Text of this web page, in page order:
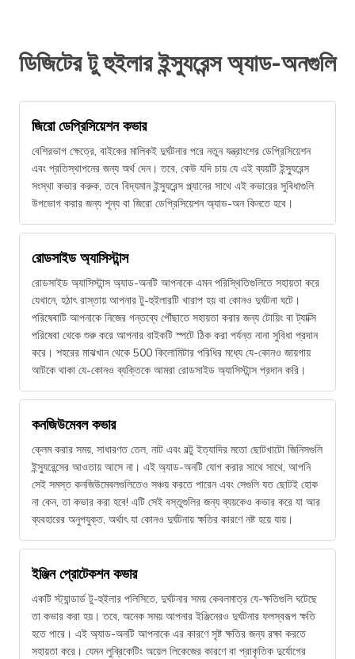
ডিজিটের টু হুইলার ইন্স্যুরেন্স অ্যাড-অনগুলি
জিরো ডেপ্রিসিয়েশন কভার
বেশিরভাগ ক্ষেত্রে, বাইকের মালিকই দুর্ঘটনার পরে নতুন যন্ত্রাংশের ডেপ্রিসিয়েশন
এবং প্রতিস্থাপনের জন্য অর্থ দেন। তবে, কেউ যদি চায় যে এই ব্যয়টি ইন্স্যুরেন্স
সংস্থা কভার করুক, তবে বিদ্যমান ইন্স্যুরেন্স প্ল্যানের সাথে এই কভারের সুবিধাগুলি
উপভোগ করার জন্য শূন্য বা জিরো ডেপ্রিসিয়েশন অ্যাড-অন কিনতে হবে।
রোডসাইড অ্যাসিস্টান্স
রোডসাইড অ্যাসিস্টান্স অ্যাড-অনটি আপনাকে এমন পরিস্থিতিগুলিতে সহায়তা করে
যেখানে, হঠাৎ রাস্তায় আপনার টু-হুইলারটি খারাপ হয় বা কোনও দুর্ঘটনা ঘটে।
পরিষেবাটি আপনাকে নিজের গন্তব্যে পৌঁছাতে সহায়তা করার জন্য টোয়িং বা ট্যাক্সি
পরিষেবা থেকে শুরু করে আপনার বাইকটি স্পটে ঠিক করা পর্যন্ত নানা সুবিধা প্রদান
করে। শহরের মাঝখান থেকে 500 কিলোমিটার পরিধির মধ্যে যে-কোনও জায়গায়
আটকে থাকা যে-কোনও ব্যক্তিকে আমরা রোডসাইড অ্যাসিস্টান্স প্রদান করি।
কনজিউমেবল কভার
ক্লেম করার সময়, সাধারণত তেল, নাট এবং বল্টু ইত্যাদির মতো ছোটখাটো জিনিসগুলি
ইন্স্যুরেন্সের আওতায় আসে না। এই অ্যাড-অনটি যোগ করার সাথে সাথে, আপনি
সেই সমস্ত কনজিউমেবলগুলিতেও সঞ্চয় করতে পারেন এবং সেগুলি যত ছোটই হোক
না কেন, তা কভার করা হবে! এটি সেই বস্তুগুলির জন্য ব্যয়কেও কভার করে যা আর
ব্যবহারের অনুপযুক্ত, অর্থাৎ যা কোনও দুর্ঘটনায় ক্ষতির কারণে নষ্ট হয়ে যায়।
ইঞ্জিন প্রোটেকশন কভার
একটি স্ট্যান্ডার্ড টু-হুইলার পলিসিতে, দুর্ঘটনার সময় কেবলমাত্র যে-ক্ষতিগুলি ঘটেছে
তা কভার করা হয়। তবে, অনেক সময় আপনার ইঞ্জিনেরও দুর্ঘটনার ফলস্বরূপ ক্ষতি
হতে পারে। এই অ্যাড-অনটি আপনাকে এর কারণে সৃষ্ট ক্ষতির জন্য রক্ষা করতে
সহায়তা করে। যেমন লুব্রিকেটিং অয়েল লিকেজের কারণে বা প্রাকৃতিক দুর্যোগের